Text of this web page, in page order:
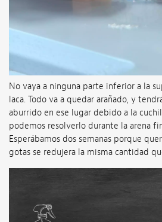
No vaya a ninguna parte inferior a la
laca. Todo va a quedar arañado, y
aburrido en ese lugar debido a la
podemos resolverlo durante la arena
Esperábamos dos semanas porque
gotas se redujera la misma cantidad